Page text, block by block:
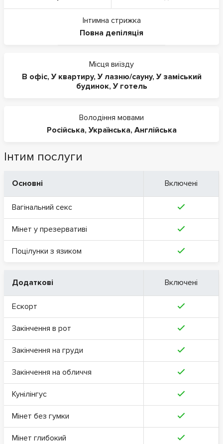
Інтимна стрижка
Повна депіляція
Місця виїзду
В офіс, У квартиру, У лазню/сауну, У заміський
будинок, У готель
Володіння мовами
Російська, Українська, Англійська
Інтим послуги
Основні Включені
Вагінальний секс
Мінет у презервативі
Поцілунки з язиком
Додаткові Включені
Ескорт
Закінчення в рот
Закінчення на груди
Закінчення на обличчя
Кунілінгус
Мінет без гумки
Мінет глибокий